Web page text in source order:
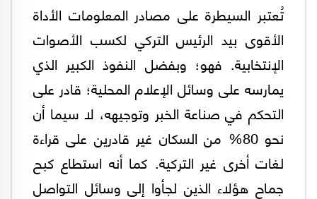
تُعتبر السيطرة على مصادر المعلومات الأداة
الأقوى بيد الرئيس التركي لكسب الأصوات
الإنتخابية. فهو؛ وبفضل النفوذ الكبير الذي
يمارسه على وسائل الإعلام المحلية؛ قادر على
التحكم في صناعة الخبر وتوجيهه، لا سيما أن
نحو 80% من السكان غير قادرين على قراءة
لغات أخرى غير التركية. كما أنه استطاع كبح
جماح هؤلاء الذين لجأوا إلى وسائل التواصل